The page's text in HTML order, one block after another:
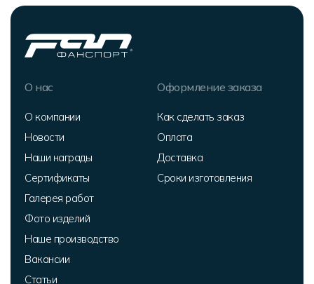
О нас
О компании
Новости
Наши награды
Сертификаты
Галерея работ
Фото изделий
Наше производство
Вакансии
Статьи
Оформление заказа
Как сделать заказ
Оплата
Доставка
Сроки изготовления